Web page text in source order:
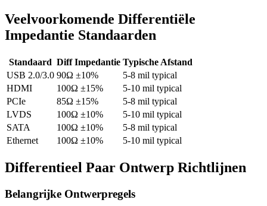
Veelvoorkomende Differentiële
Impedantie Standaarden
Standaard Diff Impedantie Typische Afstand
USB 2.0/3.0 90Ω ±10%
5-8 mil typical
HDMI
100Ω ±15%
5-10 mil typical
PCIe
85Ω ±15%
5-8 mil typical
LVDS
100Ω ±10%
5-10 mil typical
SATA
100Ω ±10%
5-8 mil typical
Ethernet
100Ω ±10% 5-10 mil typical
Differentieel Paar Ontwerp Richtlijnen
Belangrijke Ontwerpregels